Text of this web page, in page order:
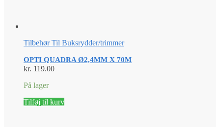
Tilbehør Til Buksrydder/trimmer
OPTI QUADRA Ø2,4MM X 70M
kr. 119.00
På lager
Tilføj til kurv